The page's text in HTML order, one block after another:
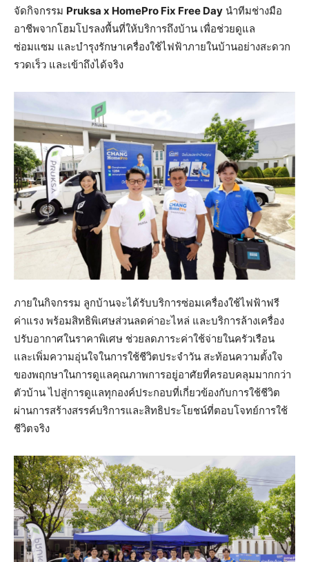
จัดกิจกรรม Pruksa x HomePro Fix Free Day นำทีมช่างมือ
อาชีพจากโฮมโปรลงพื้นที่ให้บริการถึงบ้าน เพื่อช่วยดูแล
ซ่อมแซม และบำรุงรักษาเครื่องใช้ไฟฟ้าภายในบ้านอย่างสะดวก
รวดเร็ว และเข้าถึงได้จริง
ภายในกิจกรรม ลูกบ้านจะได้รับบริการซ่อมเครื่องใช้ไฟฟ้าฟรี
ค่าแรง พร้อมสิทธิพิเศษส่วนลดค่าอะไหล่ และบริการล้างเครื่อง
ปรับอากาศในราคาพิเศษ ช่วยลดภาระค่าใช้จ่ายในครัวเรือน
และเพิ่มความอุ่นใจในการใช้ชีวิตประจำวัน สะท้อนความตั้งใจ
ของพฤกษาในการดูแลคุณภาพการอยู่อาศัยที่ครอบคลุมมากกว่า
ตัวบ้าน ไปสู่การดูแลทุกองค์ประกอบที่เกี่ยวข้องกับการใช้ชีวิต
ผ่านการสร้างสรรค์บริการและสิทธิประโยชน์ที่ตอบโจทย์การใช้
ชีวิตจริง